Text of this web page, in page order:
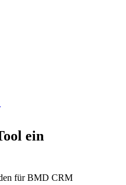
ein
den für BMD CRM